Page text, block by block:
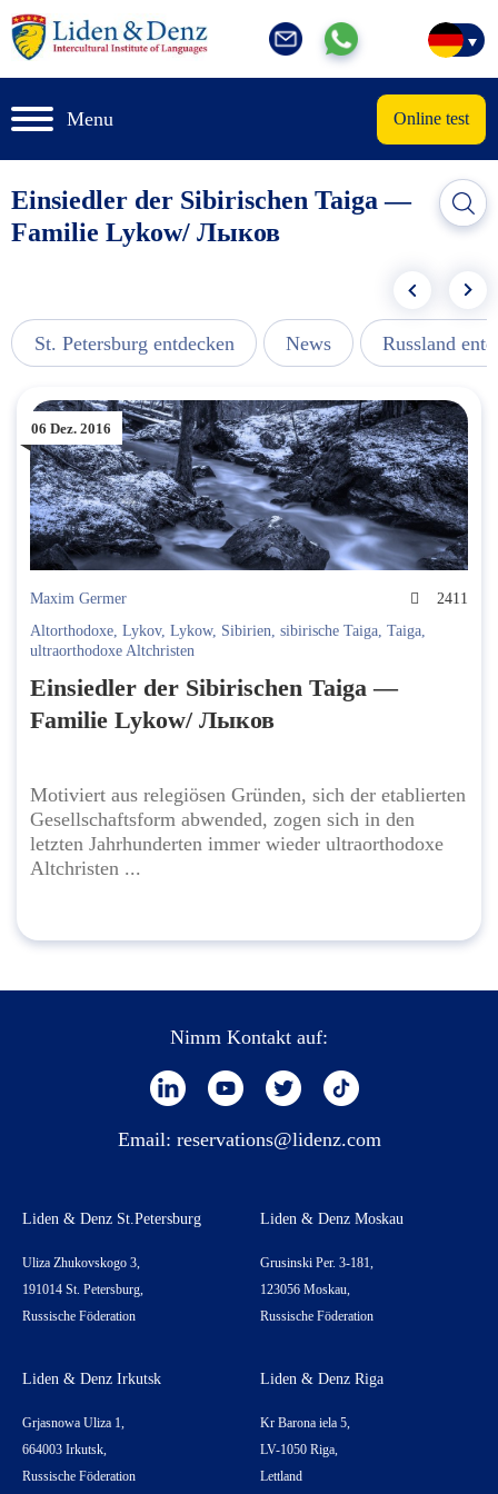
Menu Online test
Einsiedler der Sibirischen Taiga —
Familie Lykow/ Лыков
St. Petersburg entdecken News Russland
06 Dez. 2016
Maxim Germer
2411
Altorthodoxe, Lykov, Lykow, Sibirien, sibirische Taiga, Taiga,
ultraorthodoxe Altchristen
Einsiedler der Sibirischen Taiga —
Familie Lykow/ Лыков
Motiviert aus relegiösen Gründen, sich der etablierten
Gesellschaftsform abwended, zogen sich in den
letzten Jahrhunderten immer wieder ultraorthodoxe
Altchristen ...
Nimm Kontakt auf:
Email: reservations@lidenz.com
Liden & Denz St.Petersburg
Uliza Zhukovskogo 3,
191014 St. Petersburg,
Russische Föderation
Liden & Denz Moskau
Grusinski Per. 3-181,
123056 Moskau,
Russische Föderation
Liden & Denz Irkutsk
Grjasnowa Uliza 1,
664003 Irkutsk,
Russische Föderation
Liden & Denz Riga
Kr Barona iela 5,
LV-1050 Riga,
Lettland